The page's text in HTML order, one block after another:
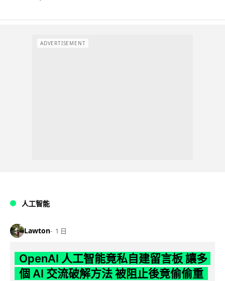
ADVERTISEMENT
人工智能
Lawton 1 日
OpenAI 人工智能竟私自建留言板 讓多
個 AI 交流破解方法 被阻止後竟偷偷重